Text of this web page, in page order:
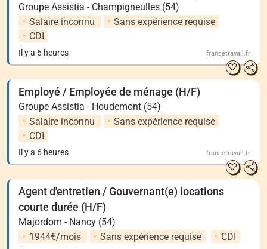
Groupe Assistia - Champigneulles (54)
Salaire inconnu
Sans expérience requise
CDI
Il y a 6 heures francetravail.fr
Employé / Employée de ménage (H/F)
Groupe Assistia - Houdemont (54)
Salaire inconnu
Sans expérience requise
CDI
Il y a 6 heures francetravail.fr
Agent d'entretien / Gouvernant(e) locations
courte durée (H/F)
Majordom - Nancy (54)
1944€/mois
Sans expérience requise CDI